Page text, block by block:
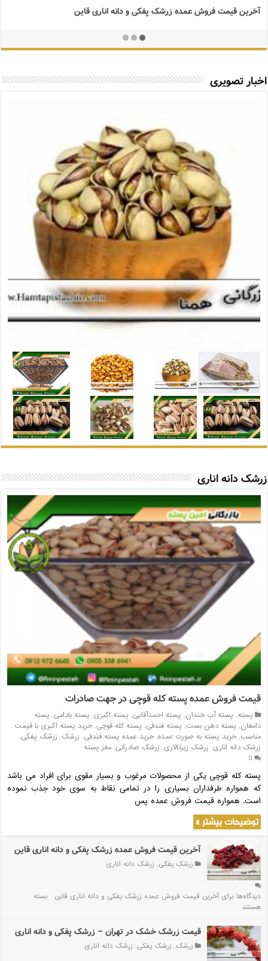
آخرین قیمت فروش عمده زرشک پفکی و دانه اناری قاین
اخبار تصویری
زرشک دانه اناری
قیمت فروش عمده پسته کله قوچی در جهت صادرات
پسته, پسته آب خندان, پسته احمدآقایی, پسته اکبری, پسته بادامی, پسته
دامغان, پسته دهن بست, پسته فندقی, پسته کله قوچی,خرید پسته اکبری با قیمت
مناسب,خرید پسته به صورت عمده,خرید عمده پسته فندقی, زرشک, زرشک پفکی,
زرشک دانه اناری, زرشک زیرتالاری, زرشک صادراتی,مغز پسته
0
پسته کله قوچی یکی از محصولات مرغوب و بسیار مقوی برای افراد می باشد
که همواره طرفداران بسیاری را در تمامی نقاط به سوی خود جذب نموده
است. همواره قیمت فروش عمده پس
توضیحات بیشتر »
آخرین قیمت فروش عمده زرشک پفکی و دانه اناری قاین
زرشک پفکی, زرشک دانه اناری
دیدگاه‌ها برای آخرین قیمت فروش عمده زرشک پفکی و دانه اناری قاین
بسته
هستند
قیمت زرشک خشک در تهران – زرشک پفکی و دانه اناری
زرشک, زرشک پفکی, زرشک دانه اناری